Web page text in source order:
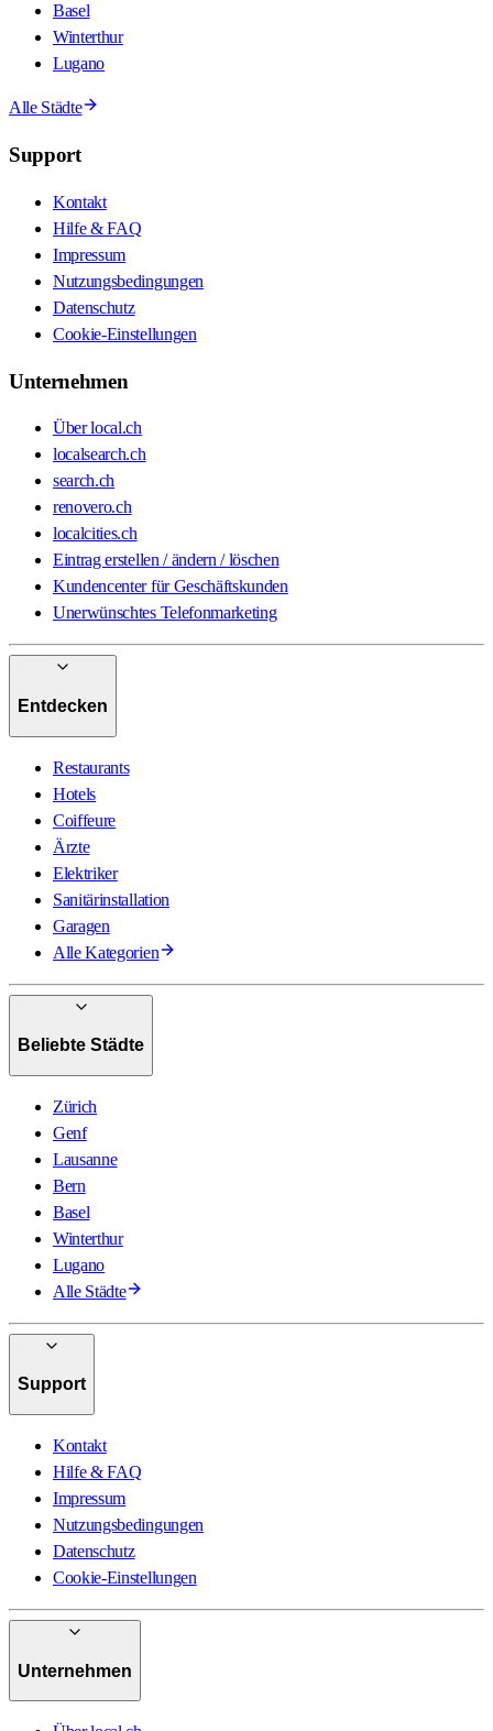
Basel
Winterthur
Lugano
Alle Städte
Support
Kontakt
Hilfe & FAQ
Impressum
Nutzungsbedingungen
Datenschutz
Cookie-Einstellungen
Unternehmen
Über local.ch
localsearch.ch
search.ch
renovero.ch
localcities.ch
Eintrag erstellen / ändern / löschen
Kundencenter für Geschäftskunden
Unerwünschtes Telefonmarketing
Entdecken
Restaurants
Hotels
Coiffeure
Ärzte
Elektriker
Sanitärinstallation
Garagen
Alle Kategorien
Beliebte Städte
Zürich
Genf
Lausanne
Bern
Basel
Winterthur
Lugano
Alle Städte
Support
Kontakt
Hilfe & FAQ
Impressum
Nutzungsbedingungen
Datenschutz
Cookie-Einstellungen
Unternehmen